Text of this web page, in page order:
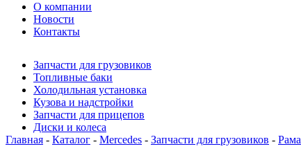
О компании
Новости
Контакты
Запчасти для грузовиков
Топливные баки
Холодильная установка
Кузова и надстройки
Запчасти для прицепов
Диски и колеса
Главная - Каталог - Mercedes - Запчасти для грузовиков - Рама